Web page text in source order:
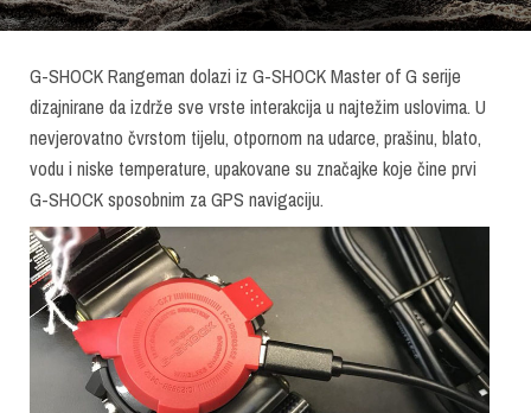
G-SHOCK Rangeman dolazi iz G-SHOCK Master of G serije
dizajnirane da izdrže sve vrste interakcija u najtežim uslovima. U
nevjerovatno čvrstom tijelu, otpornom na udarce, prašinu, blato,
vodu i niske temperature, upakovane su značajke koje čine prvi
G-SHOCK sposobnim za GPS navigaciju.